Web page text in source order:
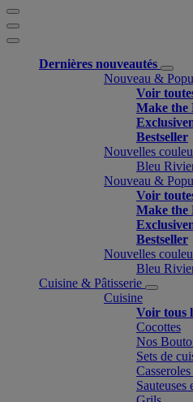
Dernières nouveautés
Nouveau &
Voir
Make the
Bestseller
Nouvelles
Bleu
Nouveau &
Voir
Make the
Bestseller
Nouvelles
Bleu
Cuisine & Pâtisserie
Cuisine
Voir tous
Cocottes
Nos
Sets de
Sauteuses